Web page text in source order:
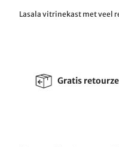
Lasala vitrinekast met veel
Gratis